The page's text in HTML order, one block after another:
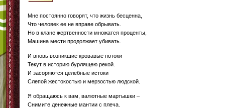
Мне постоянно говорят, что жизнь бесценна,
Что человек ее не вправе обрывать.
Но в клане жертвенности множатся проценты,
Машина мести продолжает убивать.
И вновь возникшие кровавые потоки
Текут в историю бурлящею рекой.
И засоряются целебные истоки
Слепой жестокостью и мерзостью людской.
Я обращаюсь к вам, валютные мартышки –
Снимите денежные мантии с плеча.